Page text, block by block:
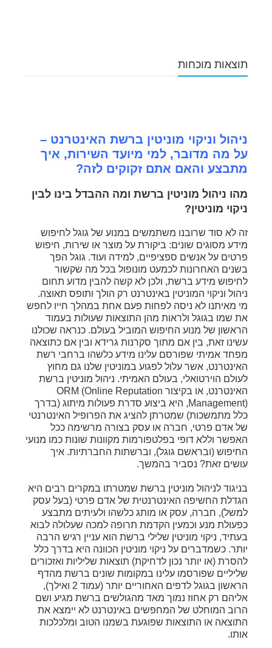
תוצאות מוכחות
ניהול וניקוי מוניטין ברשת האינטרנט –
על מה מדובר, למי מיועד השירות, איך
מתבצע והאם אתם זקוקים לזה?
מהו ניהול מוניטין ברשת ומה ההבדל בינו לבין
ניקוי מוניטין?
זה לא סוד שרובנו משתמשים במנוע של גוגל לחיפוש
מידע מסוגים שונים: ביקורת על מוצר או שירות, חיפוש
פרטים על אנשים ספציפיים, למידה ועוד. גוגל הפך
בשנים האחרונות לכמעט מונופול בכל מה שקשור
לחיפוש מידע ברשת, ולכן לא קשה להבין מדוע תחום
ניהול וניקוי המוניטין באינטרנט רק הולך ותופס תאוצה.
מי מאיתנו לא ניסה לפחות פעם אחת במהלך חייו לחפש
את שמו בגוגל ולראות מהן התוצאות שעולות בעמוד
הראשון של מנוע החיפוש המוביל בעולם. כנראה שכולנו
עשינו זאת, בין אם מתוך סקרנות גרידא ובין אם כתוצאה
מפחד אמיתי שפורסם עלינו מידע כלשהו ברחבי רשת
האינטרנט, אשר עלול לפגוע במוניטין שלנו גם מחוץ
לעולם הוירטואלי, בעולם האמיתי. ניהול מוניטין ברשת
האינטרנט, או בקיצור ORM (Online Reputation
Management), היא ביצוע סדרת פעולות מיתוג (בדרך
כלל מתמשכות) שמטרתן להציג את הפרופיל האינטרנטי
של אדם פרטי, חברה או עסק בצורה מרשימה ככל
האפשר וללא דופי בפלטפורמות מקוונות שונות כמו מנועי
החיפוש (ובראשם גוגל), וברשתות החברתיות. איך
עושים זאת? נסביר בהמשך.
בניגוד לניהול מוניטין ברשת שמטרתו במקרים רבים היא
הגדלת החשיפה האינטרנטית של אדם פרטי (בעל עסק
למשל), חברה, עסק או מותג כלשהו ולעיתים מתבצע
כפעולת מנע וכמעין הקדמת תרופה למכה שעלולה לבוא
בעתיד, ניקוי מוניטין שלילי ברשת הוא עניין רגיש הרבה
יותר. כשמדברים על ניקוי מוניטין הכוונה היא בדרך כלל
להסרת (או יותר נכון לדחיקת) תוצאות שליליות ואזכורים
שליליים שפורסמו עלינו במקומות שונים ברשת מהדף
הראשון בגוגל לדפים האחוריים יותר (עמוד 2 ואילך),
אליהם רק אחוז נמוך מאד מהגולשים ברשת מגיע ושם
הרוב המוחלט של המחפשים באינטרנט לא יימצא את
התוצאה או התוצאות שפוגעת בשמנו הטוב ומלכלכות
אותו.